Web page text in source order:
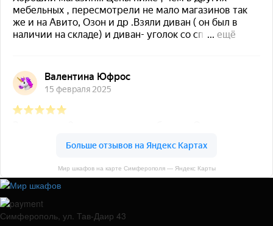
Мир шкафов на карте Симферополя — Яндекс Карты
Симферополь, ул. Тав-Даир 43